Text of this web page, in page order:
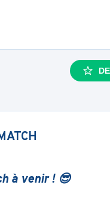
à venir ! 😎